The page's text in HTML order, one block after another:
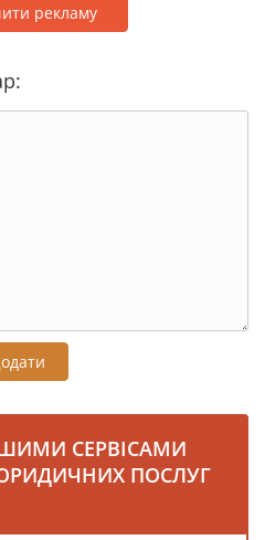
рекламу
СЕРВІСАМИ
ПОСЛУГ